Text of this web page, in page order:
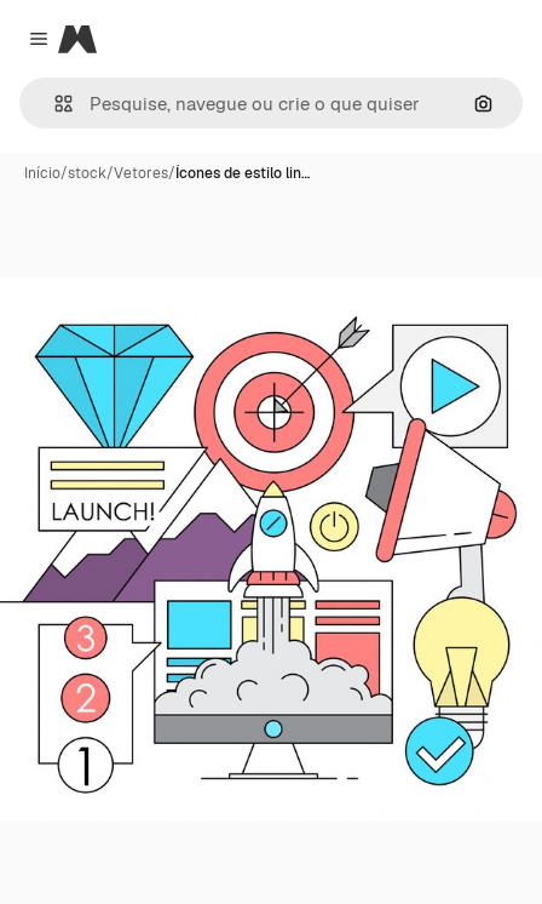
Close menu
Magnific
Início/stock/Vetores/Ícones de estilo lin…